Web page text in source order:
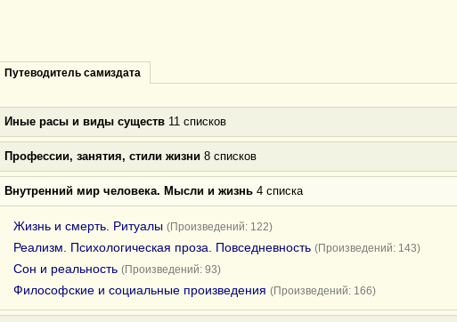
Путеводитель самиздата
Иные расы и виды существ 11 списков
Профессии, занятия, стили жизни 8 списков
Внутренний мир человека. Мысли и жизнь 4 списка
Жизнь и смерть. Ритуалы (Произведений: 122)
Реализм. Психологическая проза. Повседневность (Произведений: 143)
Сон и реальность (Произведений: 93)
Философские и социальные произведения (Произведений: 166)